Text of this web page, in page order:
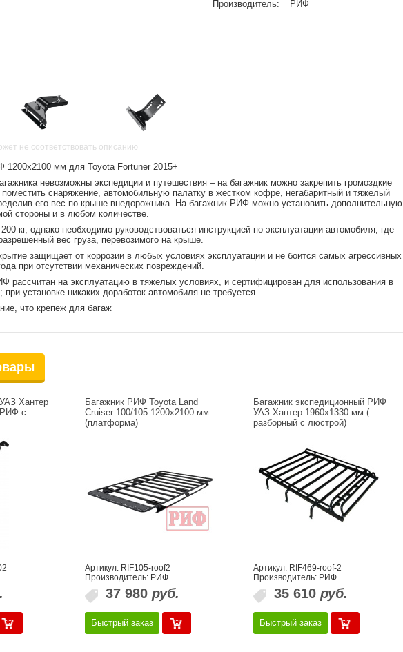
не соответствовать описанию
Производитель:
РИФ
1200х2100 мм для Toyota Fortuner 2015+
невозможны экспедиции и путешествия – на багажник можно закрепить громоздкие
снаряжение, автомобильную палатку в жестком кофре, негабаритный и тяжелый
его вес по крыше внедорожника. На багажник РИФ можно установить дополнительную
стороны и в любом количестве.
кг, однако необходимо руководствоваться инструкцией по эксплуатации автомобиля, где
вес груза, перевозимого на крыше.
защищает от коррозии в любых условиях эксплуатации и не боится самых агрессивных
при отсутствии механических повреждений.
рассчитан на эксплуатацию в тяжелых условиях, и сертифицирован для использования в
установке никаких доработок автомобиля не требуется.
что крепеж для багаж
Хантер
РИФ с
Багажник РИФ Toyota Land
Cruiser 100/105 1200x2100 мм
(платформа)
Артикул: RIF105-roof2
Производитель: РИФ
37 980 руб.
Быстрый заказ
Багажник экспедиционный РИФ
УАЗ Хантер 1960х1330 мм (
разборный с люстрой)
Артикул: RIF469-roof-2
Производитель: РИФ
35 610 руб.
Быстрый заказ